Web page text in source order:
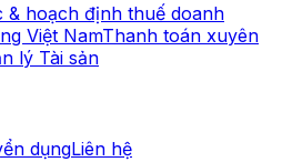
& hoạch định thuế doanh
Việt NamThanh toán xuyên
lý Tài sản
dụngLiên hệ